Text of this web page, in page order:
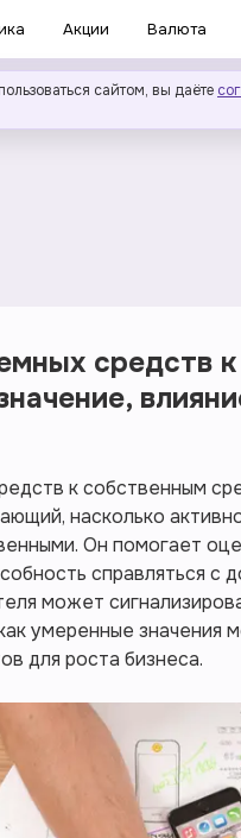
Акции Валюта
сайтом, вы даёте
средств
к собственным
насколько
Он помогает
справляться с
может
умеренные
для роста бизнеса.